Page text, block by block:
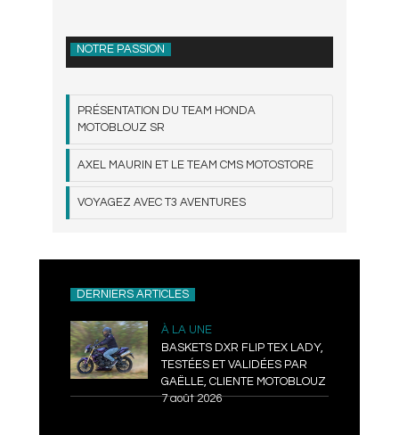
NOTRE PASSION
PRÉSENTATION DU TEAM HONDA
MOTOBLOUZ SR
AXEL MAURIN ET LE TEAM CMS MOTOSTORE
VOYAGEZ AVEC T3 AVENTURES
DERNIERS ARTICLES
À LA UNE
BASKETS DXR FLIP TEX LADY,
TESTÉES ET VALIDÉES PAR
GAËLLE, CLIENTE MOTOBLOUZ
7 août 2026